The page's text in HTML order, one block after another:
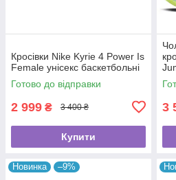
Кросівки Nike Kyrie 4 Power Is
Female унісекс баскетбольні
Готово до відправки
2 999 ₴ 3 400 ₴
Купити
3
Новинка –9%